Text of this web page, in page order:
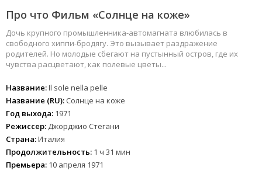
Про что Фильм «Солнце на коже»
Дочь крупного промышленника-автомагната влюбилась в
свободного хиппи-бродягу. Это вызывает раздражение
родителей. Но молодые сбегают на пустынный остров, где их
чувства расцветают, как полевые цветы...
Название:Il sole nella pelle
Название (RU): Солнце на коже
Год выхода: 1971
Режиссер: Джорджио Стегани
Страна:Италия
Продолжительность: 1 ч 31 мин
Премьера: 10 апреля 1971